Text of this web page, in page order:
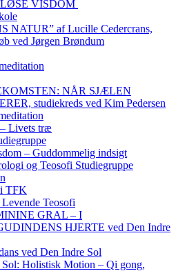
VISDOM
NATUR” af Lucille Cedercrans,
ved Jørgen Brøndum
NÅR SJÆLEN
studiekreds ved Kim Pedersen
Livets træ
– Guddommelig indsigt
og Teosofi Studiegruppe
TFK
Teosofi
GRAL – I
HJERTE ved Den Indre
ved Den Indre Sol
Holistisk Motion – Qi gong,